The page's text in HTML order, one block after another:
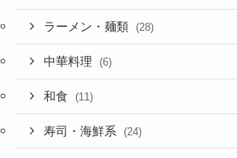
ラーメン・麺類 (28)
中華料理 (6)
和食 (11)
寿司・海鮮系 (24)